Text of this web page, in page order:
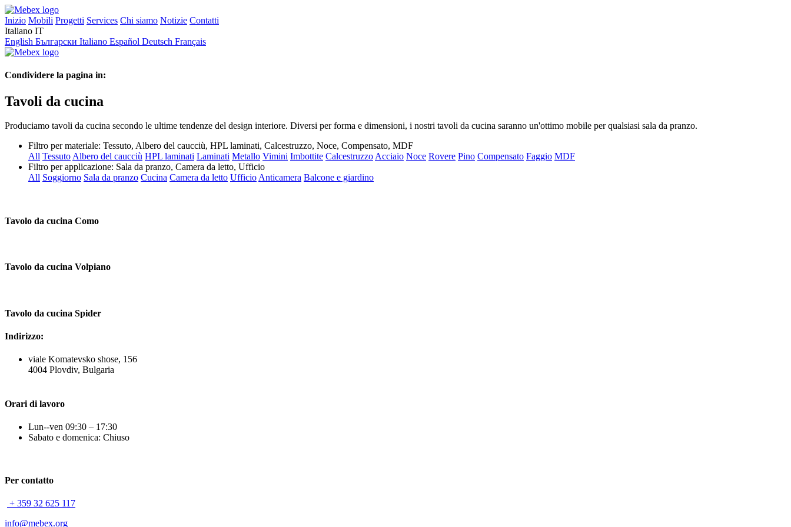
Inizio Mobili Progetti Services Chi siamo Notizie Contatti
Italiano IT
English Български Italiano Español Deutsch Français
Condividere la pagina in:
Tavoli da cucina
Produciamo tavoli da cucina secondo le ultime tendenze del design interiore. Diversi per forma e dimensioni, i nostri tavoli da cucina saranno un'ottimo mobile per qualsiasi sala da pranzo.
Filtro per materiale: Tessuto, Albero del caucciù, HPL laminati, Calcestruzzo, Noce, Compensato, MDF
All TessutoAlbero del caucciù HPL laminati Laminati Metallo Vimini Imbottite CalcestruzzoAcciaio Noce Rovere Pino Compensato Faggio MDF
Filtro per applicazione: Sala da pranzo, Camera da letto, Ufficio
All Soggiorno Sala da pranzo Cucina Camera da letto UfficioAnticamera Balcone e giardino
Tavolo da cucina Como
Tavolo da cucina Volpiano
Tavolo da cucina Spider
Indirizzo:
viale Komatevsko shose, 156
4004 Plovdiv, Bulgaria
Orari di lavoro
Lun--ven 09:30 – 17:30
Sabato e domenica: Chiuso
Per contatto
+ 359 32 625 117
info@mebex.org